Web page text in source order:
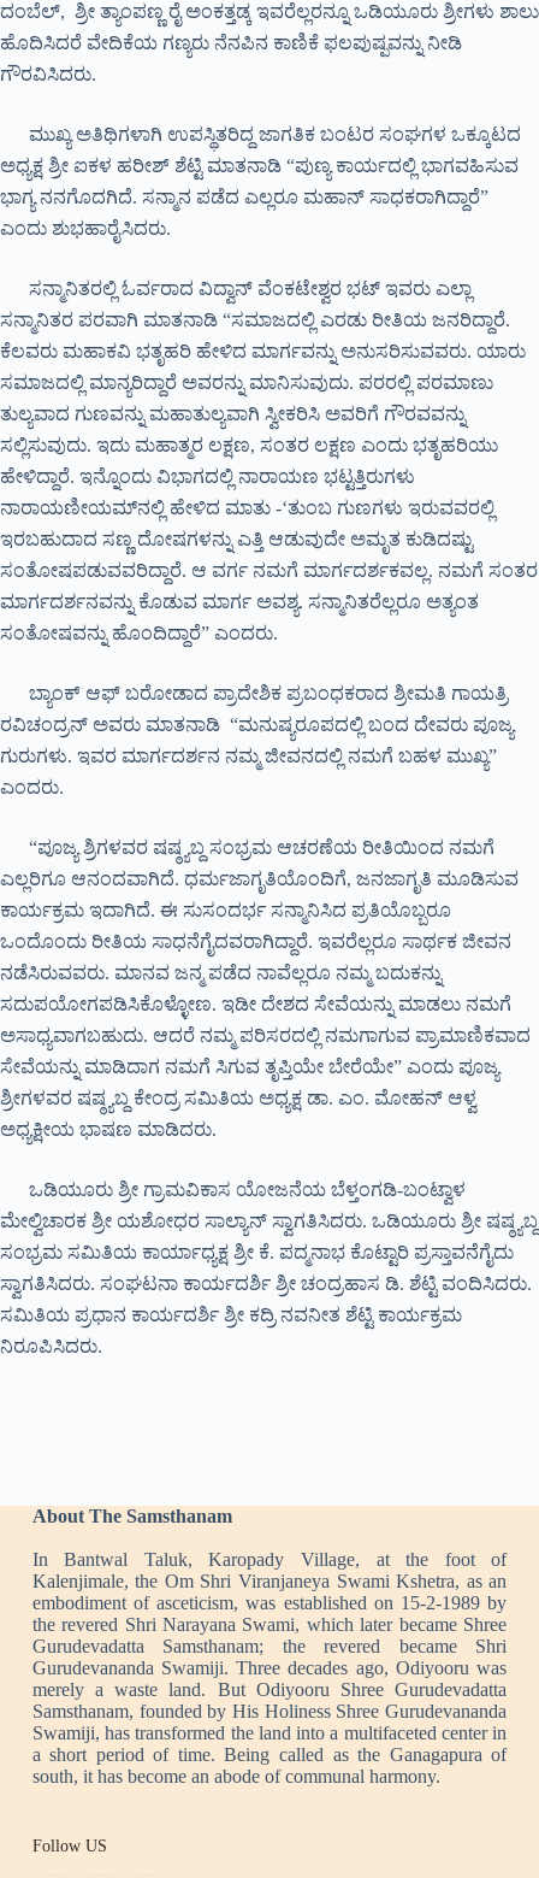
ದಂಬೆಲ್, ಶ್ರೀ ತ್ಯಾಂಪಣ್ಣ ರೈ ಅಂಕತ್ತಡ್ಕ ಇವರೆಲ್ಲರನ್ನೂ ಒಡಿಯೂರು ಶ್ರೀಗಳು ಶಾಲು
ಹೊದಿಸಿದರೆ ವೇದಿಕೆಯ ಗಣ್ಯರು ನೆನಪಿನ ಕಾಣಿಕೆ ಫಲಪುಷ್ಪವನ್ನು ನೀಡಿ
ಗೌರವಿಸಿದರು.
ಮುಖ್ಯ ಅತಿಥಿಗಳಾಗಿ ಉಪಸ್ಥಿತರಿದ್ದ ಜಾಗತಿಕ ಬಂಟರ ಸಂಘಗಳ ಒಕ್ಕೂಟದ
ಅಧ್ಯಕ್ಷ ಶ್ರೀ ಐಕಳ ಹರೀಶ್ ಶೆಟ್ಟಿ ಮಾತನಾಡಿ “ಪುಣ್ಯ ಕಾರ್ಯದಲ್ಲಿ ಭಾಗವಹಿಸುವ
ಭಾಗ್ಯ ನನಗೊದಗಿದೆ. ಸನ್ಮಾನ ಪಡೆದ ಎಲ್ಲರೂ ಮಹಾನ್ ಸಾಧಕರಾಗಿದ್ದಾರೆ”
ಎಂದು ಶುಭಹಾರೈಸಿದರು.
ಸನ್ಮಾನಿತರಲ್ಲಿ ಓರ್ವರಾದ ವಿದ್ವಾನ್ ವೆಂಕಟೇಶ್ವರ ಭಟ್ ಇವರು ಎಲ್ಲಾ
ಸನ್ಮಾನಿತರ ಪರವಾಗಿ ಮಾತನಾಡಿ “ಸಮಾಜದಲ್ಲಿ ಎರಡು ರೀತಿಯ ಜನರಿದ್ದಾರೆ.
ಕೆಲವರು ಮಹಾಕವಿ ಭತೃಹರಿ ಹೇಳಿದ ಮಾರ್ಗವನ್ನು ಅನುಸರಿಸುವವರು. ಯಾರು
ಸಮಾಜದಲ್ಲಿ ಮಾನ್ಯರಿದ್ದಾರೆ ಅವರನ್ನು ಮಾನಿಸುವುದು. ಪರರಲ್ಲಿ ಪರಮಾಣು
ತುಲ್ಯವಾದ ಗುಣವನ್ನು ಮಹಾತುಲ್ಯವಾಗಿ ಸ್ವೀಕರಿಸಿ ಅವರಿಗೆ ಗೌರವವನ್ನು
ಸಲ್ಲಿಸುವುದು. ಇದು ಮಹಾತ್ಮರ ಲಕ್ಷಣ, ಸಂತರ ಲಕ್ಷಣ ಎಂದು ಭತೃಹರಿಯು
ಹೇಳಿದ್ದಾರೆ. ಇನ್ನೊಂದು ವಿಭಾಗದಲ್ಲಿ ನಾರಾಯಣ ಭಟ್ಟತ್ತಿರುಗಳು
ನಾರಾಯಣೀಯಮ್‍ನಲ್ಲಿ ಹೇಳಿದ ಮಾತು -‘ತುಂಬ ಗುಣಗಳು ಇರುವವರಲ್ಲಿ
ಇರಬಹುದಾದ ಸಣ್ಣ ದೋಷಗಳನ್ನು ಎತ್ತಿ ಆಡುವುದೇ ಅಮೃತ ಕುಡಿದಷ್ಟು
ಸಂತೋಷಪಡುವವರಿದ್ದಾರೆ. ಆ ವರ್ಗ ನಮಗೆ ಮಾರ್ಗದರ್ಶಕವಲ್ಲ. ನಮಗೆ ಸಂತರ
ಮಾರ್ಗದರ್ಶನವನ್ನು ಕೊಡುವ ಮಾರ್ಗ ಅವಶ್ಯ. ಸನ್ಮಾನಿತರೆಲ್ಲರೂ ಅತ್ಯಂತ
ಸಂತೋಷವನ್ನು ಹೊಂದಿದ್ದಾರೆ” ಎಂದರು.
ಬ್ಯಾಂಕ್ ಆಫ್ ಬರೋಡಾದ ಪ್ರಾದೇಶಿಕ ಪ್ರಬಂಧಕರಾದ ಶ್ರೀಮತಿ ಗಾಯತ್ರಿ
ರವಿಚಂದ್ರನ್ ಅವರು ಮಾತನಾಡಿ “ಮನುಷ್ಯರೂಪದಲ್ಲಿ ಬಂದ ದೇವರು ಪೂಜ್ಯ
ಗುರುಗಳು. ಇವರ ಮಾರ್ಗದರ್ಶನ ನಮ್ಮ ಜೀವನದಲ್ಲಿ ನಮಗೆ ಬಹಳ ಮುಖ್ಯ”
ಎಂದರು.
“ಪೂಜ್ಯ ಶ್ರಿಗಳವರ ಷಷ್ಠ್ಯಬ್ದ ಸಂಭ್ರಮ ಆಚರಣೆಯ ರೀತಿಯಿಂದ ನಮಗೆ
ಎಲ್ಲರಿಗೂ ಆನಂದವಾಗಿದೆ. ಧರ್ಮಜಾಗೃತಿಯೊಂದಿಗೆ, ಜನಜಾಗೃತಿ ಮೂಡಿಸುವ
ಕಾರ್ಯಕ್ರಮ ಇದಾಗಿದೆ. ಈ ಸುಸಂದರ್ಭ ಸನ್ಮಾನಿಸಿದ ಪ್ರತಿಯೊಬ್ಬರೂ
ಒಂದೊಂದು ರೀತಿಯ ಸಾಧನೆಗೈದವರಾಗಿದ್ದಾರೆ. ಇವರೆಲ್ಲರೂ ಸಾರ್ಥಕ ಜೀವನ
ನಡೆಸಿರುವವರು. ಮಾನವ ಜನ್ಮ ಪಡೆದ ನಾವೆಲ್ಲರೂ ನಮ್ಮ ಬದುಕನ್ನು
ಸದುಪಯೋಗಪಡಿಸಿಕೊಳ್ಳೋಣ. ಇಡೀ ದೇಶದ ಸೇವೆಯನ್ನು ಮಾಡಲು ನಮಗೆ
ಅಸಾಧ್ಯವಾಗಬಹುದು. ಆದರೆ ನಮ್ಮ ಪರಿಸರದಲ್ಲಿ ನಮಗಾಗುವ ಪ್ರಾಮಾಣಿಕವಾದ
ಸೇವೆಯನ್ನು ಮಾಡಿದಾಗ ನಮಗೆ ಸಿಗುವ ತೃಪ್ತಿಯೇ ಬೇರೆಯೇ” ಎಂದು ಪೂಜ್ಯ
ಶ್ರೀಗಳವರ ಷಷ್ಠ್ಯಬ್ದ ಕೇಂದ್ರ ಸಮಿತಿಯ ಅಧ್ಯಕ್ಷ ಡಾ. ಎಂ. ಮೋಹನ್ ಆಳ್ವ
ಅಧ್ಯಕ್ಷೀಯ ಭಾಷಣ ಮಾಡಿದರು.
ಒಡಿಯೂರು ಶ್ರೀ ಗ್ರಾಮವಿಕಾಸ ಯೋಜನೆಯ ಬೆಳ್ತಂಗಡಿ-ಬಂಟ್ವಾಳ
ಮೇಲ್ವಿಚಾರಕ ಶ್ರೀ ಯಶೋಧರ ಸಾಲ್ಯಾನ್ ಸ್ವಾಗತಿಸಿದರು. ಒಡಿಯೂರು ಶ್ರೀ ಷಷ್ಠ್ಯಬ್ದ
ಸಂಭ್ರಮ ಸಮಿತಿಯ ಕಾರ್ಯಾಧ್ಯಕ್ಷ ಶ್ರೀ ಕೆ. ಪದ್ಮನಾಭ ಕೊಟ್ಟಾರಿ ಪ್ರಸ್ತಾವನೆಗೈದು
ಸ್ವಾಗತಿಸಿದರು. ಸಂಘಟನಾ ಕಾರ್ಯದರ್ಶಿ ಶ್ರೀ ಚಂದ್ರಹಾಸ ಡಿ. ಶೆಟ್ಟಿ ವಂದಿಸಿದರು.
ಸಮಿತಿಯ ಪ್ರಧಾನ ಕಾರ್ಯದರ್ಶಿ ಶ್ರೀ ಕದ್ರಿ ನವನೀತ ಶೆಟ್ಟಿ ಕಾರ್ಯಕ್ರಮ
ನಿರೂಪಿಸಿದರು.
About The Samsthanam
In Bantwal Taluk, Karopady Village, at the foot of
Kalenjimale, the Om Shri Viranjaneya Swami Kshetra, as an
embodiment of asceticism, was established on 15-2-1989 by
the revered Shri Narayana Swami, which later became Shree
Gurudevadatta Samsthanam; the revered became Shri
Gurudevananda Swamiji. Three decades ago, Odiyooru was
merely a waste land. But Odiyooru Shree Gurudevadatta
Samsthanam, founded by His Holiness Shree Gurudevananda
Swamiji, has transformed the land into a multifaceted center in
a short period of time. Being called as the Ganagapura of
south, it has become an abode of communal harmony.
Follow US